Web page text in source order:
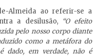
Almeida ao referir-se a
a desilusão, “O efeito
pelo nosso corpo diante
como a metáfora do
dado, em verdade, não é